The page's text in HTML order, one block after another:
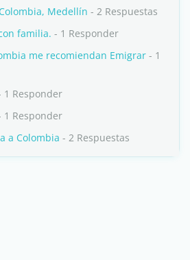
Medellín - 2 Respuestas
familia. - 1 Responder
me recomiendan Emigrar - 1
1 Responder
1 Responder
a Colombia - 2 Respuestas